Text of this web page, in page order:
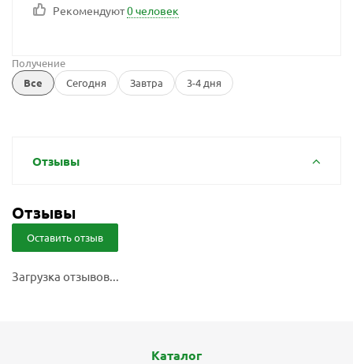
Рекомендуют0 человек
Получение
Все
Сегодня Завтра 3-4 дня
Отзывы
Отзывы
Оставить отзыв
Загрузка отзывов...
Каталог